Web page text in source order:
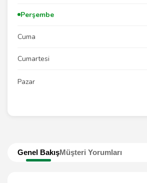
Genel BakışMüşteri Yorumları
Perşembe
Cuma
Cumartesi
Pazar